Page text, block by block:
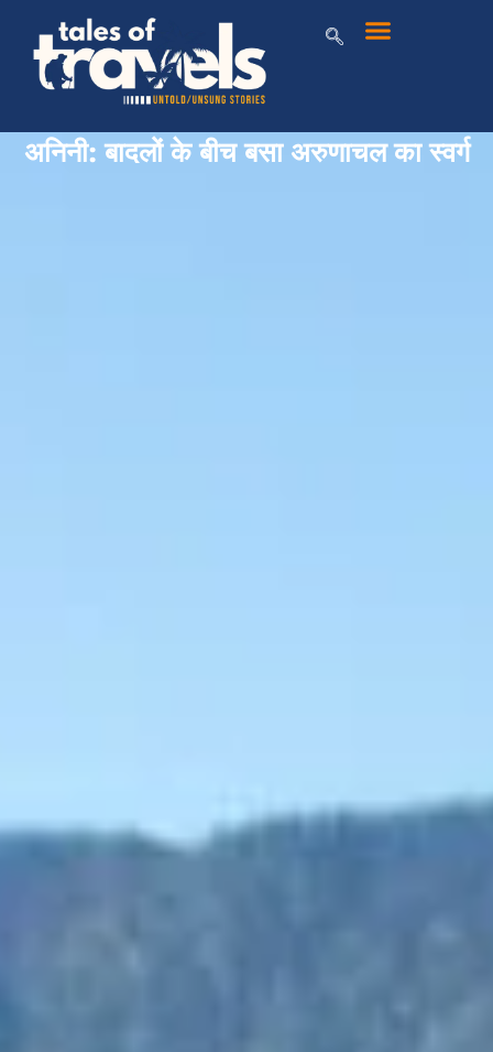
अनिनी: बादलों के बीच बसा अरुणाचल का स्वर्ग